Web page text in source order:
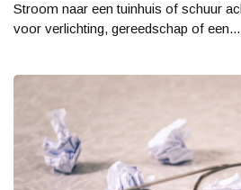
Stroom naar een tuinhuis of schuur
voor verlichting, gereedschap of een...